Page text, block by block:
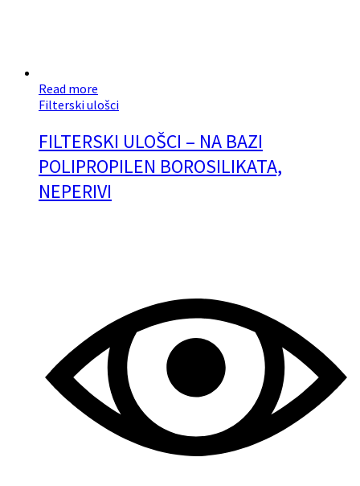
Read more
Filterski ulošci
FILTERSKI ULOŠCI – NA BAZI
POLIPROPILEN BOROSILIKATA,
NEPERIVI